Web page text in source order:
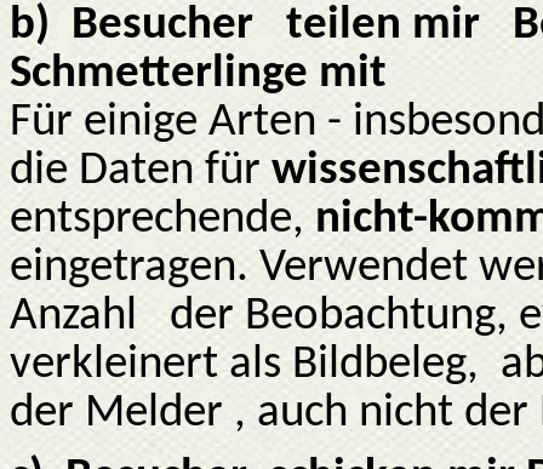
b) Besucher teilen mir
Schmetterlinge mit
Für einige Arten -
die Daten für
entsprechende, nicht-
eingetragen. Verwendet
Anzahl
der Beobachtung,
verkleinert als Bildbeleg,
der Melder , auch nicht der